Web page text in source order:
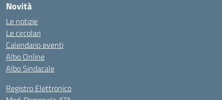
Novità
Le notizie
Le circolari
Calendario eventi
Albo Online
Albo Sindacale
Registro Elettronico